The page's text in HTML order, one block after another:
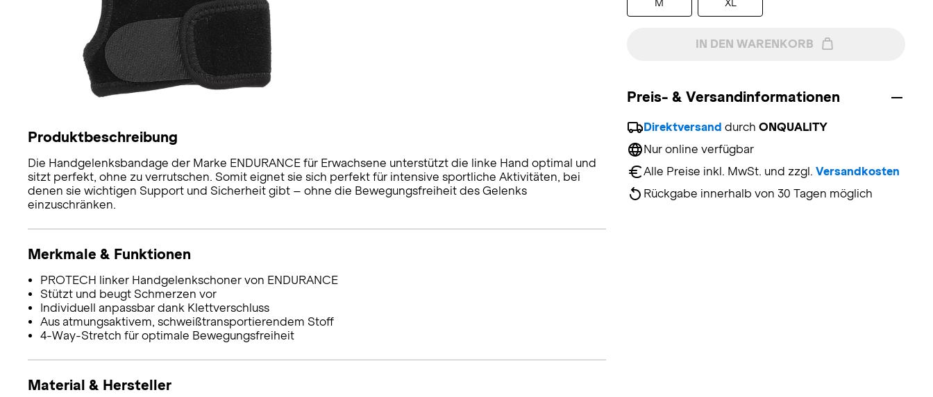
M XL
IN DEN WARENKORB
Preis- & Versandinformationen
Direktversand durch ONQUALITY
Nur online verfügbar
Alle Preise inkl. MwSt. und zzgl. Versandkosten
Rückgabe innerhalb von 30 Tagen möglich
Produktbeschreibung
Die Handgelenksbandage der Marke ENDURANCE für Erwachsene unterstützt die linke Hand optimal und
sitzt perfekt, ohne zu verrutschen. Somit eignet sie sich perfekt für intensive sportliche Aktivitäten, bei
denen sie wichtigen Support und Sicherheit gibt – ohne die Bewegungsfreiheit des Gelenks
einzuschränken.
Merkmale & Funktionen
PROTECH linker Handgelenkschoner von ENDURANCE
Stützt und beugt Schmerzen vor
Individuell anpassbar dank Klettverschluss
Aus atmungsaktivem, schweißtransportierendem Stoff
4-Way-Stretch für optimale Bewegungsfreiheit
Material & Hersteller